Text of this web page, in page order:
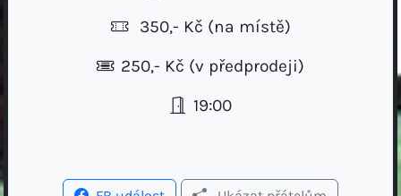
350,- Kč (na místě)
250,- Kč (v předprodeji)
19:00